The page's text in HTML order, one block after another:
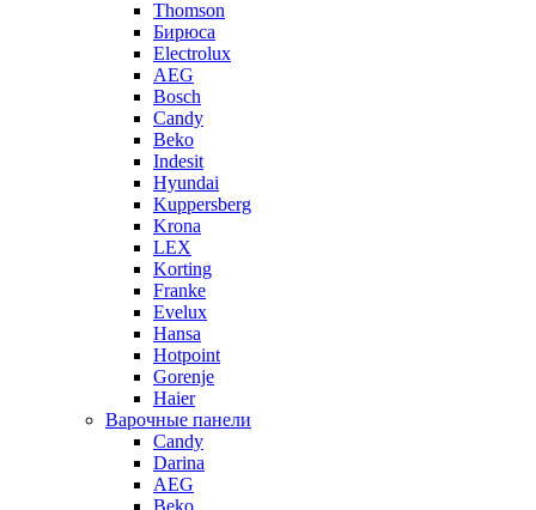
Thomson
Бирюса
Electrolux
AEG
Bosch
Candy
Beko
Indesit
Hyundai
Kuppersberg
Krona
LEX
Korting
Franke
Evelux
Hansa
Hotpoint
Gorenje
Haier
Варочные панели
Candy
Darina
AEG